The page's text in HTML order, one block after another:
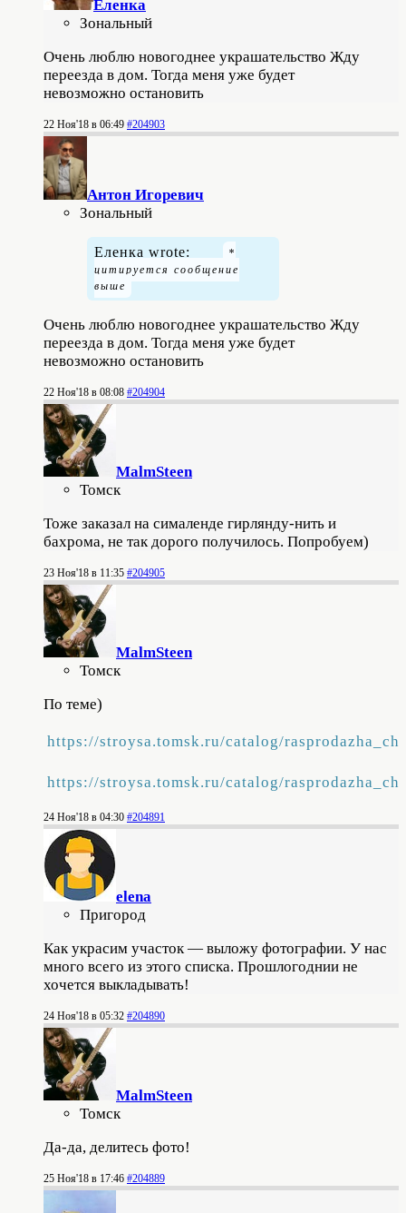
Еленка
Зональный
Очень люблю новогоднее украшательство Жду
переезда в дом. Тогда меня уже будет
невозможно остановить
22 Ноя'18 в 06:49 #204903
Антон Игоревич
Зональный
Еленка wrote:
Очень люблю новогоднее украшательство Жду
переезда в дом. Тогда меня уже будет
невозможно остановить
22 Ноя'18 в 08:08 #204904
MalmSteen
Томск
Тоже заказал на сималенде гирлянду-нить и
бахрома, не так дорого получилось. Попробуем)
23 Ноя'18 в 11:35 #204905
MalmSteen
Томск
По теме)
https://stroysa.tomsk.ru/catalog/
https://stroysa.tomsk.ru/catalog/
24 Ноя'18 в 04:30 #204891
elena
Пригород
Как украсим участок — выложу фотографии. У нас
много всего из этого списка. Прошлогоднии не
хочется выкладывать!
24 Ноя'18 в 05:32 #204890
MalmSteen
Томск
Да-да, делитесь фото!
25 Ноя'18 в 17:46 #204889